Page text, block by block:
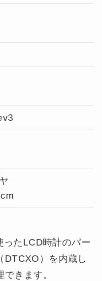
たLCD時計のパー
DTCXO）を内蔵し
きます。